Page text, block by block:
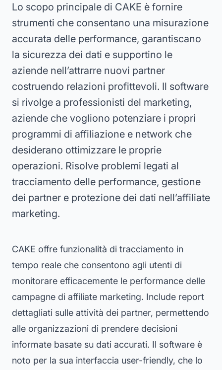
Lo scopo principale di CAKE è fornire
strumenti che consentano una misurazione
accurata delle performance, garantiscano
la sicurezza dei dati e supportino le
aziende nell’attrarre nuovi partner
costruendo relazioni profittevoli. Il software
si rivolge a professionisti del marketing,
aziende che vogliono potenziare i propri
programmi di affiliazione e network che
desiderano ottimizzare le proprie
operazioni. Risolve problemi legati al
tracciamento delle performance, gestione
dei partner e protezione dei dati nell’affiliate
marketing.
CAKE offre funzionalità di tracciamento in
tempo reale che consentono agli utenti di
monitorare efficacemente le performance delle
campagne di affiliate marketing. Include report
dettagliati sulle attività dei partner, permettendo
alle organizzazioni di prendere decisioni
informate basate su dati accurati. Il software è
noto per la sua interfaccia user-friendly, che lo